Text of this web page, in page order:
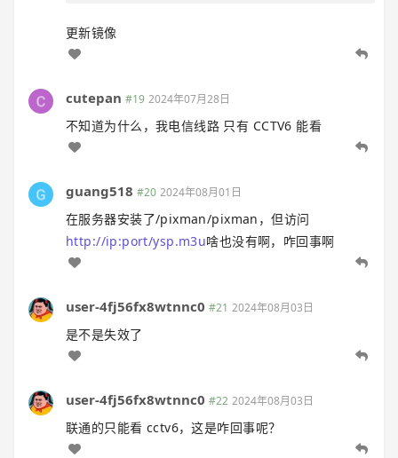
更新镜像
cutepan #19 2024年07月28日
不知道为什么，我电信线路 只有 CCTV6 能看
guang518 #20 2024年08月01日
在服务器安装了/pixman/pixman，但访问
http://ip:port/ysp.m3u啥也没有啊，咋回事啊
user-4fj56fx8wtnnc0 #21 2024年08月03日
是不是失效了
user-4fj56fx8wtnnc0 #22 2024年08月03日
联通的只能看 cctv6，这是咋回事呢？